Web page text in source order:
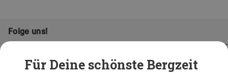
Für Deine schönste Bergzeit
Folge uns!